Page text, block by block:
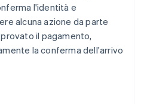
l'identità e
alcuna azione da parte
il pagamento,
la conferma dell'arrivo